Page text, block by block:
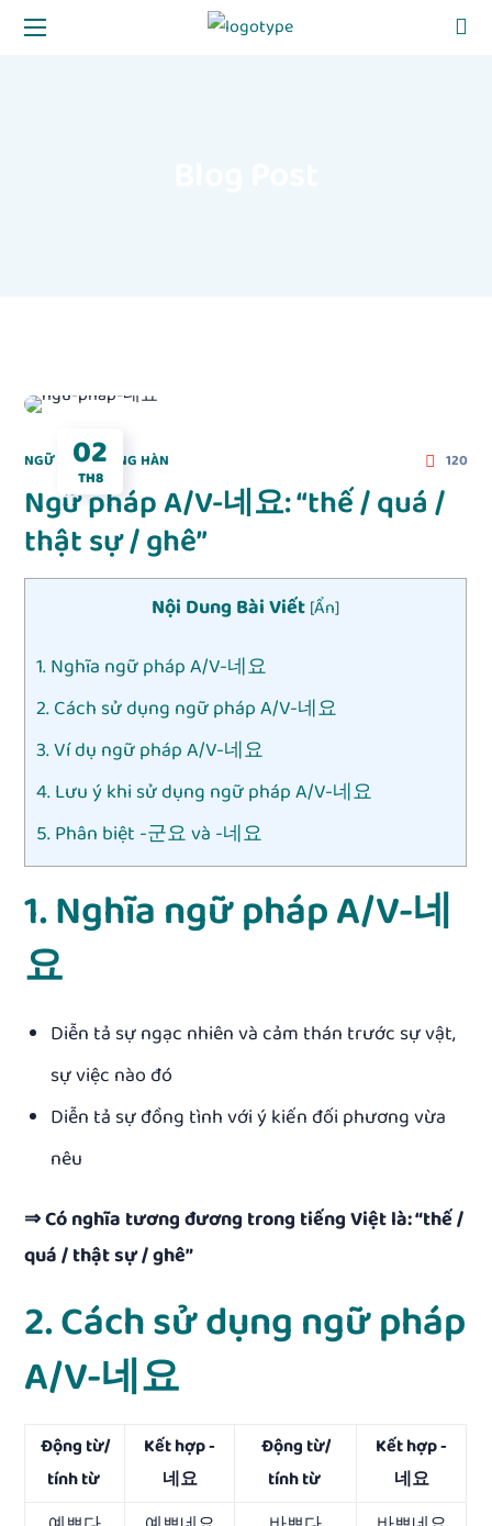
02
TH8
NGỮ PHÁP TIẾNG HÀN 120
Ngữ pháp A/V-네요: “thế / quá /
thật sự / ghê”
Nội Dung Bài Viết [Ẩn]
1. Nghĩa ngữ pháp A/V-네요
2. Cách sử dụng ngữ pháp A/V-네요
3. Ví dụ ngữ pháp A/V-네요
4. Lưu ý khi sử dụng ngữ pháp A/V-네요
5. Phân biệt -군요 và -네요
1. Nghĩa ngữ pháp A/V-네
요
Diễn tả sự ngạc nhiên và cảm thán trước sự vật,
sự việc nào đó
Diễn tả sự đồng tình với ý kiến đối phương vừa
nêu
⇒ Có nghĩa tương đương trong tiếng Việt là: “thế /
quá / thật sự / ghê”
2. Cách sử dụng ngữ pháp
A/V-네요
Động từ/
tính từ
Kết hợp -
네요
Động từ/
tính từ
Kết hợp -
네요